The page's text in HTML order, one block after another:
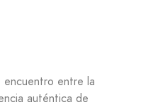
entre la
auténtica de